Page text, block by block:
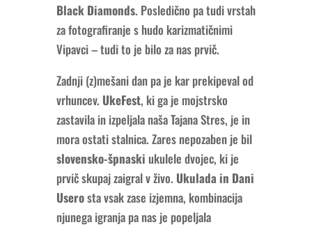
Black Diamonds. Posledično pa tudi vrstah
za fotografiranje s hudo karizmatičnimi
Vipavci – tudi to je bilo za nas prvič.
Zadnji (z)mešani dan pa je kar prekipeval od
vrhuncev. UkeFest, ki ga je mojstrsko
zastavila in izpeljala naša Tajana Stres, je in
mora ostati stalnica. Zares nepozaben je bil
slovensko-špnaski ukulele dvojec, ki je
prvič skupaj zaigral v živo. Ukulada in Dani
Userosta vsak zase izjemna, kombinacija
njunega igranja pa nas je popeljala